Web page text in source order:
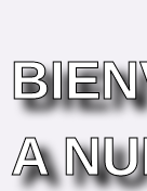
A